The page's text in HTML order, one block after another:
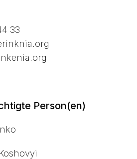
33
Person(en)